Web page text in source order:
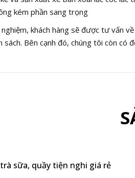
kém phần sang trọng
khách hàng sẽ được tư vấn
sách. Bên cạnh đó, chúng tôi còn
sữa, quầy tiện nghi giá rẻ